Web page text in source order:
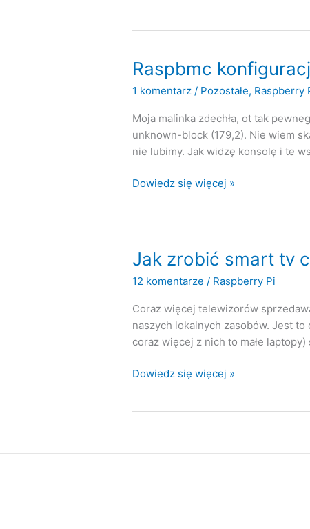
Raspbmc
1 komentarz / Pozostałe, Raspberry
Moja malinka zdechła, ot tak
unknown-block (179,2). Nie wiem
nie lubimy. Jak widzę konsolę i te
Raspbmc
Dowiedz się więcej »
Jak zrobić smart tv
12 komentarze / Raspberry Pi
Coraz więcej telewizorów
naszych lokalnych zasobów. Jest
coraz więcej z nich to małe
Jak
Raspberry
Dowiedz się więcej »